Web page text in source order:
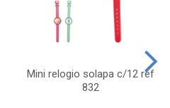
Mini relogio solapa c/12 ref
832